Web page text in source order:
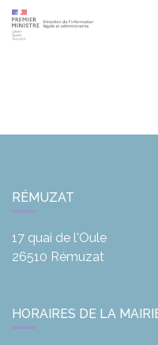
RÉMUZAT
17 quai de l'Oule
26510 Rémuzat
HORAIRES DE LA